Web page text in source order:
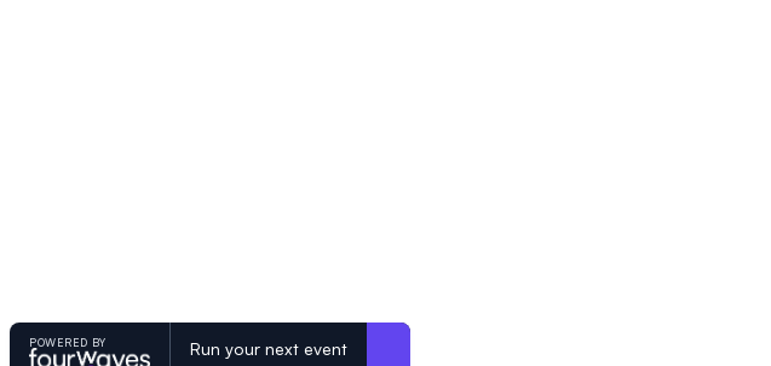
POWERED BY
Run your next event